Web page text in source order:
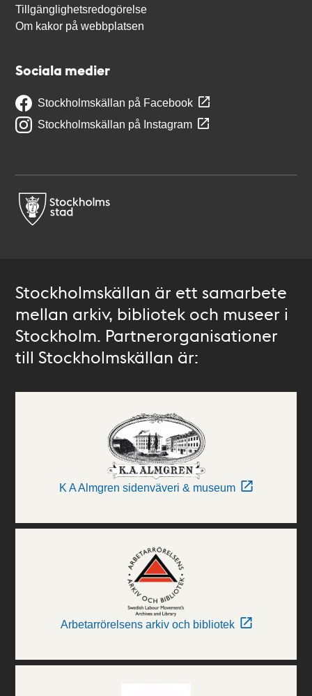
Tillgänglighetsredogörelse
Om kakor på webbplatsen
Sociala medier
Stockholmskällan på Facebook
Stockholmskällan på Instagram
Stockholmskällan är ett samarbete
mellan arkiv, bibliotek och museer i
Stockholm. Partnerorganisationer
till Stockholmskällan är:
K A Almgren sidenväveri & museum
Arbetarrörelsens arkiv och bibliotek